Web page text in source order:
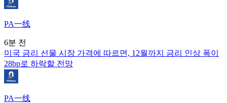
PA一线
6분 전
미국 금리 선물 시장 가격에 따르면, 12월까지 금리 인상 폭이
28bp로 하락할 전망
PA一线